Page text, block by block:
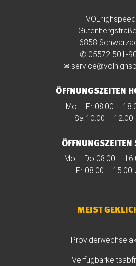
VOLhighspeed
Gutenbergstraße
6858
✆ 05572 501-
✉
ÖFFNUNGSZEITEN
Mo – Fr 08:00 –
Sa 10:00 – 12:00
ÖFFNUNGSZEITEN
Mo – Do 08:00 –
Fr 08:00 – 15:00
MEIST